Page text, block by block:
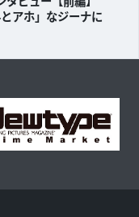
アホ」なジーナに